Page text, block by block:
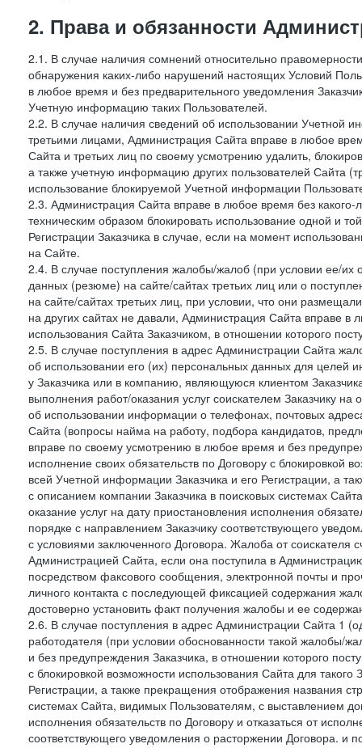
2. Права и обязанности
2.1. В случае наличия сомнений относительно
обнаружения каких-либо нарушений настоящих Условий
в любое время и без предварительного уведомления
Учетную информацию таких Пользователей.
2.2. В случае наличия сведений об использовании Учетной
третьими лицами, Администрация Сайта вправе в любое
Сайта и третьих лиц по своему усмотрению удалить,
а также учетную информацию других пользователей Сайта
использование блокируемой Учетной информации
2.3. Администрация Сайта вправе в любое время без
техническим образом блокировать использование одной и
Регистрации Заказчика в случае, если на момент
на Сайте.
2.4. В случае поступления жалобы/жалоб (при условии ее/их
данных (резюме) на сайте/сайтах третьих лиц или о
на сайте/сайтах третьих лиц, при условии, что они
на других сайтах не давали, Администрация Сайта вправе в
использования Сайта Заказчиком, в отношении которого
2.5. В случае поступления в адрес Администрации Сайта
об использовании его (их) персональных данных для целей
у Заказчика или в компанию, являющуюся клиентом
выполнения работ/оказания услуг соискателем Заказчику
об использовании информации о телефонах, почтовых
Сайта (вопросы найма на работу, подбора кандидатов,
вправе по своему усмотрению в любое время и без
исполнение своих обязательств по Договору с блокировкой
всей Учетной информации Заказчика и его Регистрации, а
с описанием компании Заказчика в поисковых системах
оказание услуг на дату приостановления исполнения
порядке с направлением Заказчику соответствующего
с условиями заключенного Договора. Жалоба от
Администрацией Сайта, если она поступила в
посредством факсового сообщения, электронной почты и
личного контакта с последующей фиксацией содержания
достоверно установить факт получения жалобы и ее
2.6. В случае поступления в адрес Администрации Сайта 1
работодателя (при условии обоснованности такой
и без предупреждения Заказчика, в отношении которого
с блокировкой возможности использования Сайта для
Регистрации, а также прекращения отображения названия
системах Сайта, видимых Пользователям, с выставлением
исполнения обязательств по Договору и отказаться от
соответствующего уведомления о расторжении Договора. и